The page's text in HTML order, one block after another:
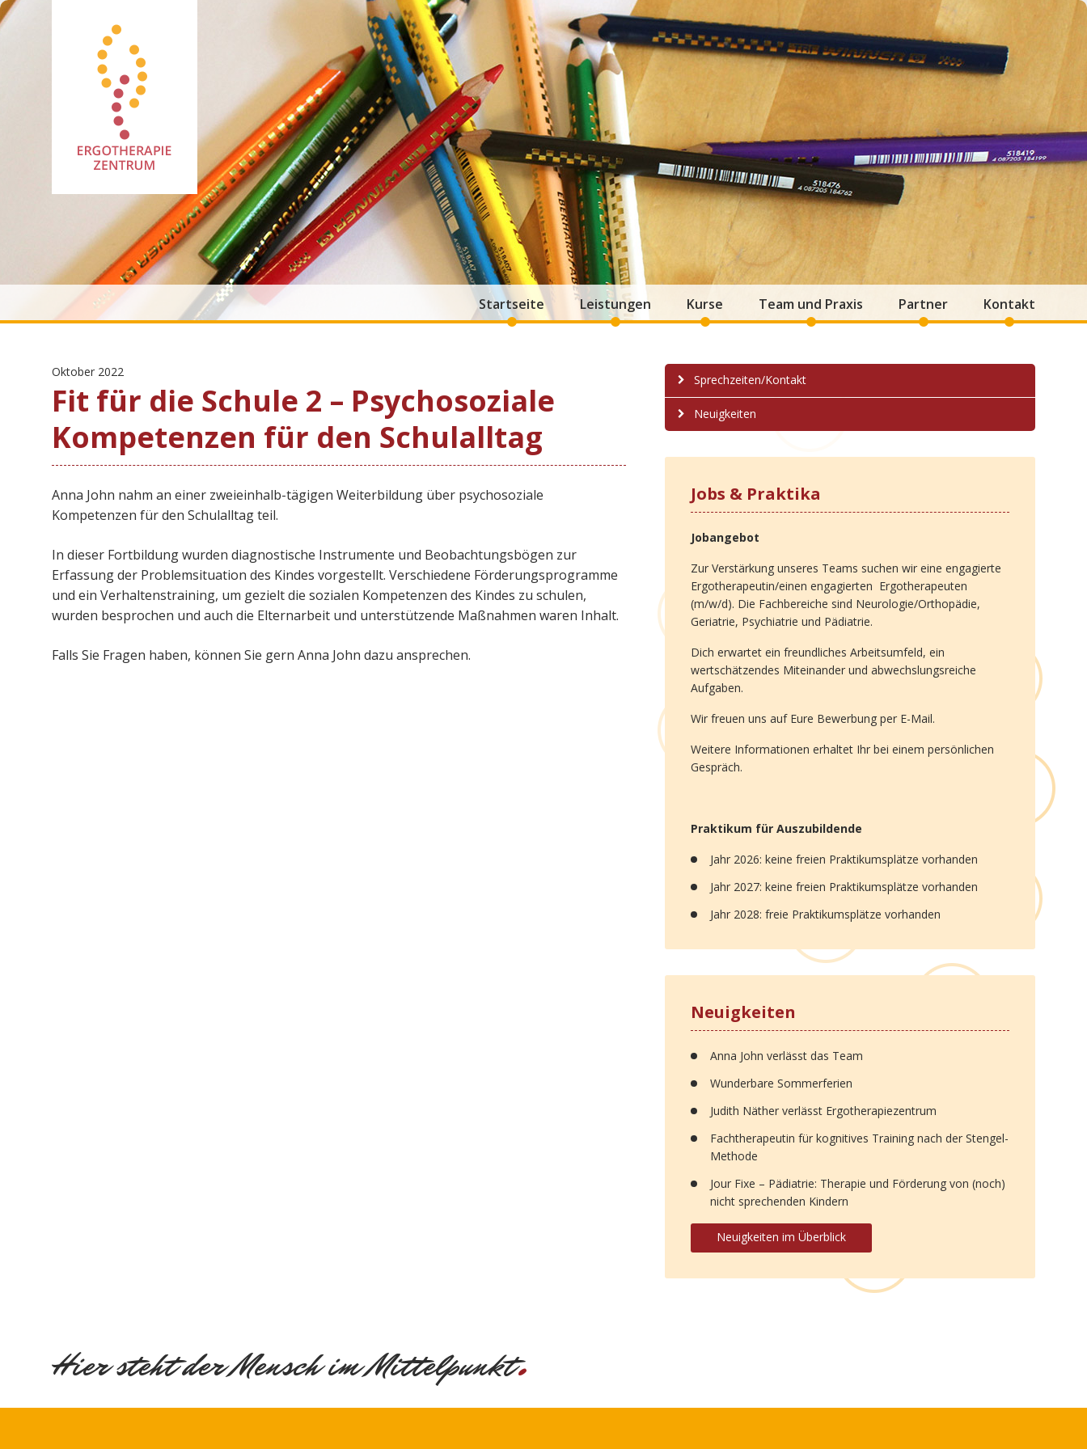
Startseite Leistungen Kurse Team und Praxis Partner Kontakt
Oktober 2022
Fit für die Schule 2 – Psychosoziale
Kompetenzen für den Schulalltag
Anna John nahm an einer zweieinhalb-tägigen Weiterbildung über psychosoziale
Kompetenzen für den Schulalltag teil.
In dieser Fortbildung wurden diagnostische Instrumente und Beobachtungsbögen zur
Erfassung der Problemsituation des Kindes vorgestellt. Verschiedene Förderungsprogramme
und ein Verhaltenstraining, um gezielt die sozialen Kompetenzen des Kindes zu schulen,
wurden besprochen und auch die Elternarbeit und unterstützende Maßnahmen waren Inhalt.
Falls Sie Fragen haben, können Sie gern Anna John dazu ansprechen.
Sprechzeiten/Kontakt
Neuigkeiten
Jobs & Praktika
Jobangebot
Zur Verstärkung unseres Teams suchen wir eine engagierte
Ergotherapeutin/einen engagierten Ergotherapeuten
(m/w/d). Die Fachbereiche sind Neurologie/Orthopädie,
Geriatrie, Psychiatrie und Pädiatrie.
Dich erwartet ein freundliches Arbeitsumfeld, ein
wertschätzendes Miteinander und abwechslungsreiche
Aufgaben.
Wir freuen uns auf Eure Bewerbung per E-Mail.
Weitere Informationen erhaltet Ihr bei einem persönlichen
Gespräch.
Praktikum für Auszubildende
Jahr 2026: keine freien Praktikumsplätze vorhanden
Jahr 2027: keine freien Praktikumsplätze vorhanden
Jahr 2028: freie Praktikumsplätze vorhanden
Neuigkeiten
Anna John verlässt das Team
Wunderbare Sommerferien
Judith Näther verlässt Ergotherapiezentrum
Fachtherapeutin für kognitives Training nach der Stengel-
Methode
Jour Fixe – Pädiatrie: Therapie und Förderung von (noch)
nicht sprechenden Kindern
Neuigkeiten im Überblick
Hier steht der Mensch im Mittelpunkt.